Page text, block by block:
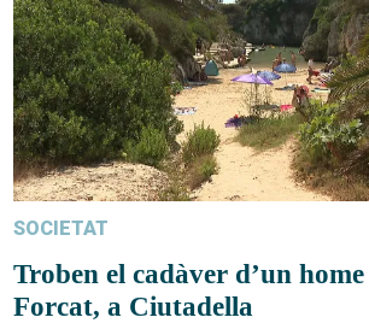
SOCIETAT
Troben el cadàver d’un
Forcat, a Ciutadella